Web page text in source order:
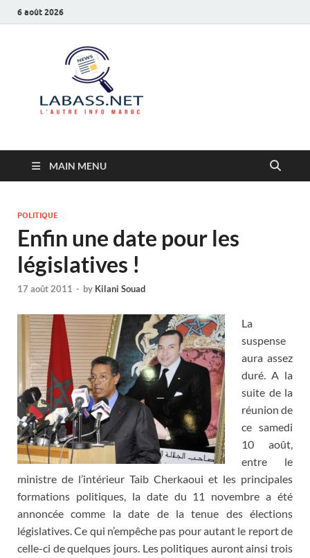
6 août 2026
MAIN MENU
POLITIQUE
Enfin une date pour les
législatives !
17 août 2011 - by Kilani Souad
La
suspense
aura assez
duré. A la
suite de la
réunion de
ce samedi
10 août,
entre le
ministre de l’intérieur Taib Cherkaoui et les principales
formations politiques, la date du 11 novembre a été
annoncée comme la date de la tenue des élections
législatives. Ce qui n’empêche pas pour autant le report de
celle-ci de quelques jours. Les politiques auront ainsi trois